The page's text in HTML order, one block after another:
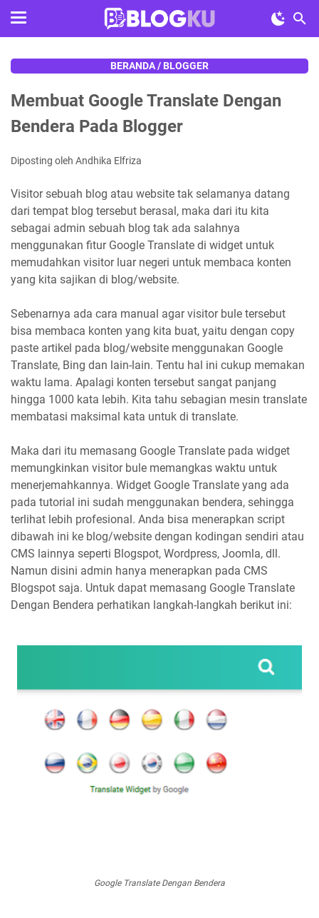
BERANDA/ BLOGGER
Membuat Google Translate Dengan
Bendera Pada Blogger
Diposting oleh Andhika Elfriza
Visitor sebuah blog atau website tak selamanya datang
dari tempat blog tersebut berasal, maka dari itu kita
sebagai admin sebuah blog tak ada salahnya
menggunakan fitur Google Translate di widget untuk
memudahkan visitor luar negeri untuk membaca konten
yang kita sajikan di blog/website.
Sebenarnya ada cara manual agar visitor bule tersebut
bisa membaca konten yang kita buat, yaitu dengan copy
paste artikel pada blog/website menggunakan Google
Translate, Bing dan lain-lain. Tentu hal ini cukup memakan
waktu lama. Apalagi konten tersebut sangat panjang
hingga 1000 kata lebih. Kita tahu sebagian mesin translate
membatasi maksimal kata untuk di translate.
Maka dari itu memasang Google Translate pada widget
memungkinkan visitor bule memangkas waktu untuk
menerjemahkannya. Widget Google Translate yang ada
pada tutorial ini sudah menggunakan bendera, sehingga
terlihat lebih profesional. Anda bisa menerapkan script
dibawah ini ke blog/website dengan kodingan sendiri atau
CMS lainnya seperti Blogspot, Wordpress, Joomla, dll.
Namun disini admin hanya menerapkan pada CMS
Blogspot saja. Untuk dapat memasang Google Translate
Dengan Bendera perhatikan langkah-langkah berikut ini:
Google Translate Dengan Bendera